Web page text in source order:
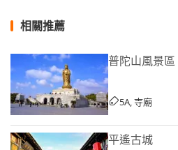
相關推薦
普陀山風景區
5A, 寺廟
平遙古城